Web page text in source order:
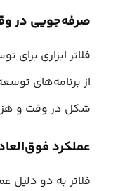
صرفه‌جویی در
شکل در وقت و
عملکرد